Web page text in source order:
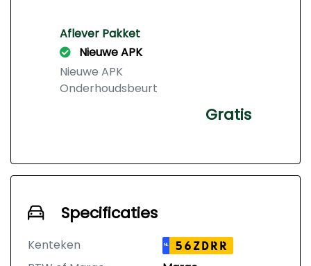
Aflever Pakket
Nieuwe APK
Nieuwe APK
Onderhoudsbeurt
Gratis
Specificaties
Kenteken NL 56ZDRR